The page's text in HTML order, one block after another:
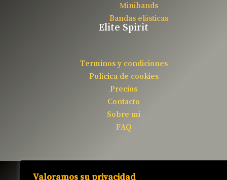
Valoramos su privacidad
Minibands
Bandas elásticas
Elite Spirit
Terminos y condiciones
Polícica de cookies
Precios
Contacto
Sobre mi
FAQ